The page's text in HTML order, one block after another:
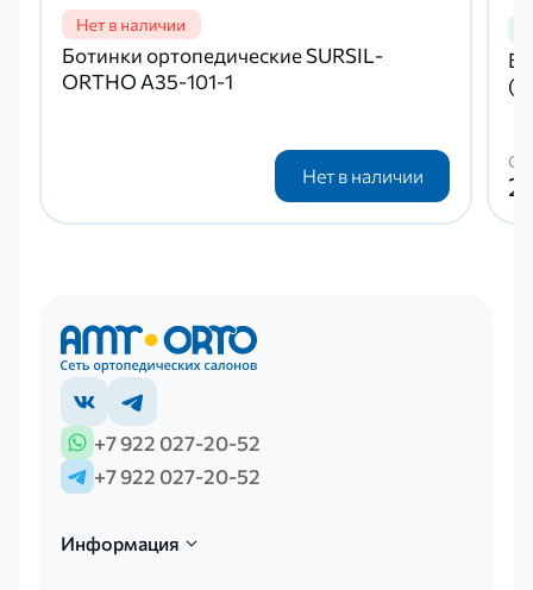
Ботинки ортопедические SURSIL-
ORTHO А35-101-1
Нет в наличии 2
+7 922 027-20-52
+7 922 027-20-52
Информация